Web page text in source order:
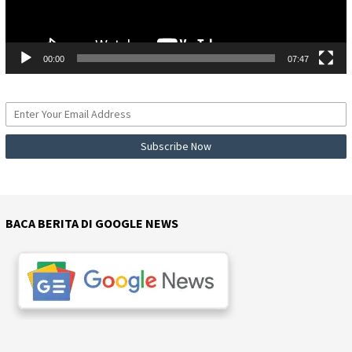
00:00 07:47
BACA BERITA DI GOOGLE NEWS